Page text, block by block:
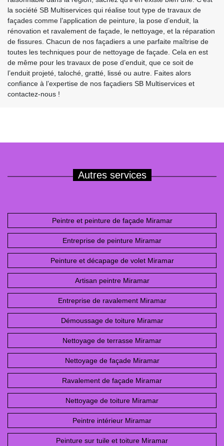
la société SB Multiservices qui réalise tout type de travaux de
façades comme l’application de peinture, la pose d’enduit, la
rénovation et ravalement de façade, le nettoyage, et la réparation
de fissures. Chacun de nos façadiers a une parfaite maîtrise de
toutes les techniques pour de nettoyage de façade. Cela en est
de même pour les travaux de pose d’enduit, que ce soit de
l’enduit projeté, taloché, gratté, lissé ou autre. Faites alors
confiance à l’expertise de nos façadiers SB Multiservices et
contactez-nous !
Autres services
Peintre et peinture de façade Miramar
Entreprise de peinture Miramar
Peinture et décapage de volet Miramar
Artisan peintre Miramar
Entreprise de ravalement Miramar
Démoussage de toiture Miramar
Nettoyage de terrasse Miramar
Nettoyage de façade Miramar
Ravalement de façade Miramar
Nettoyage de toiture Miramar
Peintre intérieur Miramar
Peinture sur tuile et toiture Miramar